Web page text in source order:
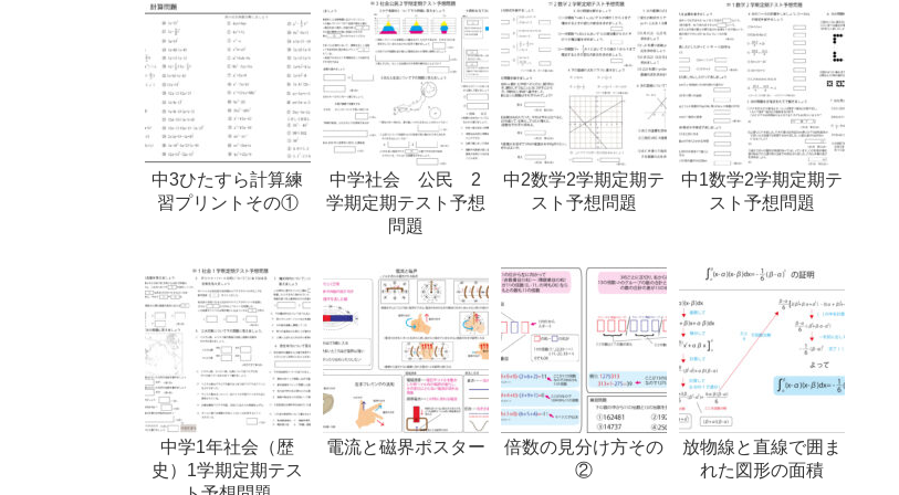
中3ひたすら計算練
習プリントその①
中学社会 公民 2
学期定期テスト予想
問題
中2数学2学期定期テ
スト予想問題
中1数学2学期定期テ
スト予想問題
中学1年社会（歴
史）1学期定期テス
電流と磁界ポスター
倍数の見分け方その
②
放物線と直線で囲ま
れた図形の面積